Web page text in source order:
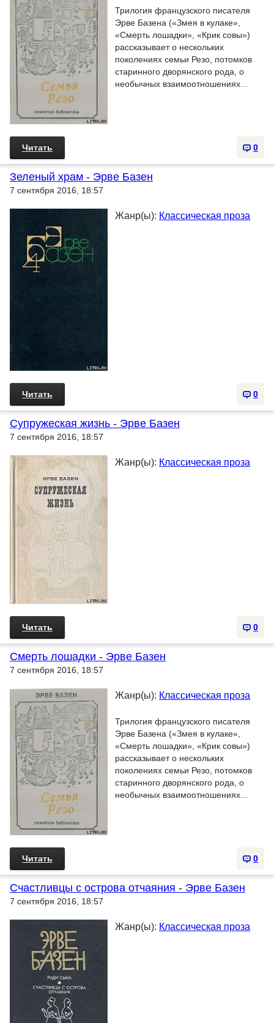
Трилогия французского писателя
Эрве Базена («Змея в кулаке»,
«Смерть лошадки», «Крик совы»)
рассказывает о нескольких
поколениях семьи Резо, потомков
старинного дворянского рода, о
необычных взаимоотношениях...
0
Читать
Зеленый храм - Эрве Базен
7 сентября 2016, 18:57
Жанр(ы): Классическая проза
0
Читать
Супружеская жизнь - Эрве Базен
7 сентября 2016, 18:57
Жанр(ы): Классическая проза
0
Читать
Смерть лошадки - Эрве Базен
7 сентября 2016, 18:57
Жанр(ы): Классическая проза
Трилогия французского писателя
Эрве Базена («Змея в кулаке»,
«Смерть лошадки», «Крик совы»)
рассказывает о нескольких
поколениях семьи Резо, потомков
старинного дворянского рода, о
необычных взаимоотношениях...
0
Читать
Счастливцы с острова отчаяния - Эрве Базен
7 сентября 2016, 18:57
Жанр(ы): Классическая проза